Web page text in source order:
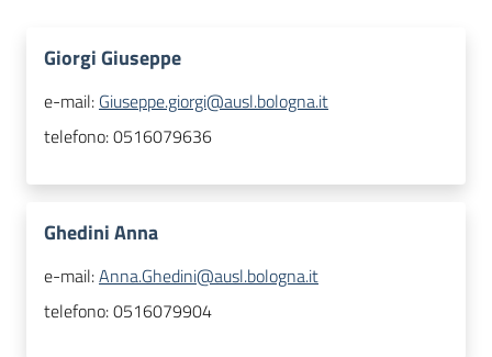
Giorgi Giuseppe
e-mail: Giuseppe.giorgi@ausl.bologna.it
telefono:0516079636
Ghedini Anna
e-mail:Anna.Ghedini@ausl.bologna.it
telefono:0516079904